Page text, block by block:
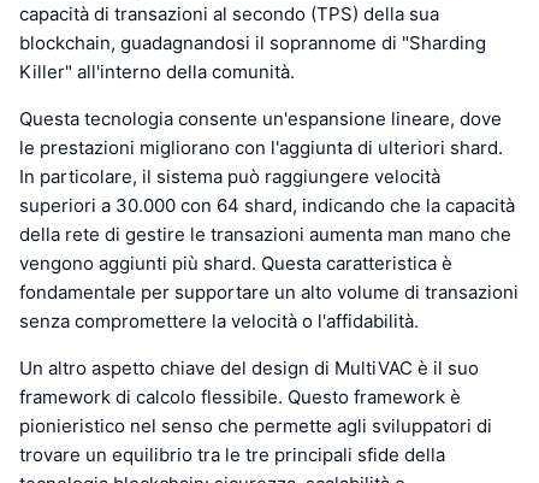
capacità di transazioni al secondo (TPS) della sua
blockchain, guadagnandosi il soprannome di "Sharding
Killer" all'interno della comunità.
Questa tecnologia consente un'espansione lineare, dove
le prestazioni migliorano con l'aggiunta di ulteriori shard.
In particolare, il sistema può raggiungere velocità
superiori a 30.000 con 64 shard, indicando che la capacità
della rete di gestire le transazioni aumenta man mano che
vengono aggiunti più shard. Questa caratteristica è
fondamentale per supportare un alto volume di transazioni
senza compromettere la velocità o l'affidabilità.
Un altro aspetto chiave del design di MultiVAC è il suo
framework di calcolo flessibile. Questo framework è
pionieristico nel senso che permette agli sviluppatori di
trovare un equilibrio tra le tre principali sfide della